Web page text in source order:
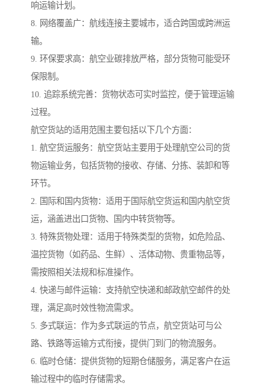
响运输计划。
8. 网络覆盖广：航线连接主要城市，适合跨国或跨洲运
输。
9. 环保要求高：航空业碳排放严格，部分货物可能受环
保限制。
10. 追踪系统完善：货物状态可实时监控，便于管理运输
过程。
航空货站的适用范围主要包括以下几个方面：
1. 航空货运服务：航空货站主要用于处理航空公司的货
物运输业务，包括货物的接收、存储、分拣、装卸和等
环节。
2. 国际和国内货物：适用于国际航空货运和国内航空货
运，涵盖进出口货物、国内中转货物等。
3. 特殊货物处理：适用于特殊类型的货物，如危险品、
温控货物（如药品、生鲜）、活体动物、贵重物品等，
需按照相关法规和标准操作。
4. 快递与邮件运输：支持航空快递和邮政航空邮件的处
理，满足高时效性物流需求。
5. 多式联运：作为多式联运的节点，航空货站可与公
路、铁路等运输方式衔接，提供门到门的物流服务。
6. 临时仓储：提供货物的短期仓储服务，满足客户在运
输过程中的临时存储需求。